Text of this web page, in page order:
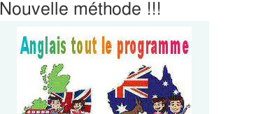
Nouvelle méthode !!!